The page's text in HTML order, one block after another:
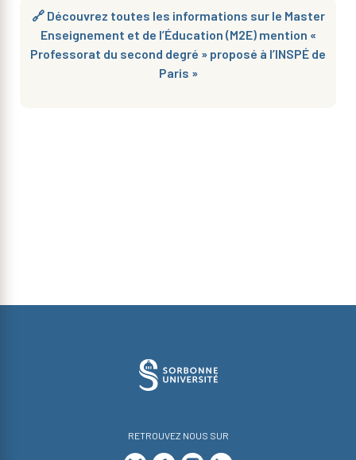
🔗 Découvrez toutes les informations sur le Master
Enseignement et de l’Éducation (M2E) mention «
Professorat du second degré » proposé à l’INSPÉ de
Paris »
RETROUVEZ NOUS SUR